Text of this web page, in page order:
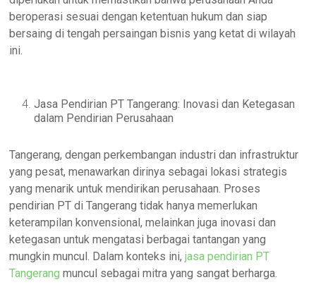
beroperasi sesuai dengan ketentuan hukum dan siap
bersaing di tengah persaingan bisnis yang ketat di wilayah
ini.
Jasa Pendirian PT Tangerang: Inovasi dan Ketegasan
dalam Pendirian Perusahaan
Tangerang, dengan perkembangan industri dan infrastruktur
yang pesat, menawarkan dirinya sebagai lokasi strategis
yang menarik untuk mendirikan perusahaan. Proses
pendirian PT di Tangerang tidak hanya memerlukan
keterampilan konvensional, melainkan juga inovasi dan
ketegasan untuk mengatasi berbagai tantangan yang
mungkin muncul. Dalam konteks ini,jasa pendirian PT
Tangerang muncul sebagai mitra yang sangat berharga.